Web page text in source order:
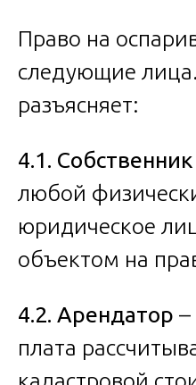
Право на
следующие
разъясняет:
4.1.
любой
юридическое
объектом на
4.2. Арендатор –
плата